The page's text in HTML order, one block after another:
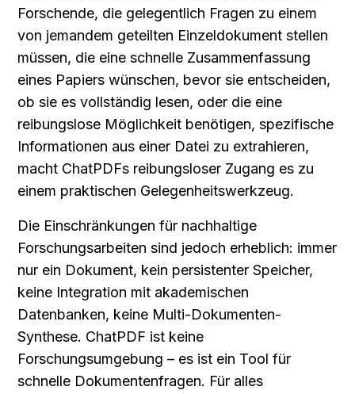
Forschende, die gelegentlich Fragen zu einem
von jemandem geteilten Einzeldokument stellen
müssen, die eine schnelle Zusammenfassung
eines Papiers wünschen, bevor sie entscheiden,
ob sie es vollständig lesen, oder die eine
reibungslose Möglichkeit benötigen, spezifische
Informationen aus einer Datei zu extrahieren,
macht ChatPDFs reibungsloser Zugang es zu
einem praktischen Gelegenheitswerkzeug.
Die Einschränkungen für nachhaltige
Forschungsarbeiten sind jedoch erheblich: immer
nur ein Dokument, kein persistenter Speicher,
keine Integration mit akademischen
Datenbanken, keine Multi-Dokumenten-
Synthese. ChatPDF ist keine
Forschungsumgebung – es ist ein Tool für
schnelle Dokumentenfragen. Für alles